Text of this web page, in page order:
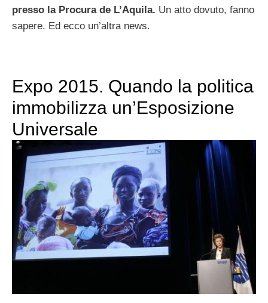
presso la Procura de L’Aquila. Un atto dovuto, fanno
sapere. Ed ecco un’altra news.
Expo 2015. Quando la politica
immobilizza un’Esposizione
Universale